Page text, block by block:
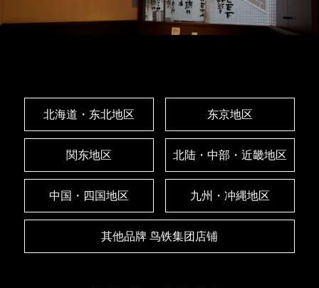
北海道・东北地区 东京地区
関东地区 北陆・中部・近畿地区
中国・四国地区 九州・冲縄地区
其他品牌 鸟铁集团店铺